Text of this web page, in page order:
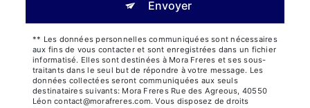
Envoyer
** Les données personnelles communiquées sont nécessaires
aux fins de vous contacter et sont enregistrées dans un fichier
informatisé. Elles sont destinées à Mora Freres et ses sous-
traitants dans le seul but de répondre à votre message. Les
données collectées seront communiquées aux seuls
destinataires suivants: Mora Freres Rue des Agreous, 40550
Léon contact@morafreres.com. Vous disposez de droits